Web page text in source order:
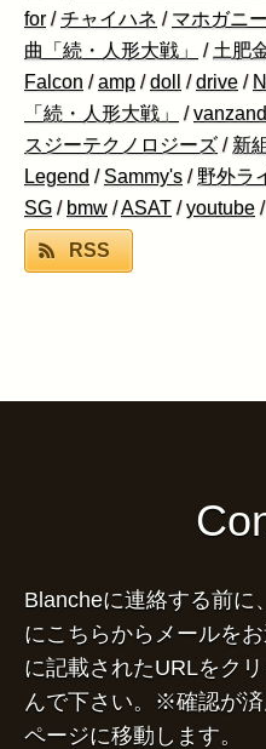
for /チャイハネ / マホガニー
曲「続・人形大戦」
/ 土肥
Falcon /amp /doll /drive /
「続・人形大戦」
/
スジーテクノロジーズ / 新
Legend /Sammy's / 野外ラ
SG / bmw /ASAT /youtube /
RSS
Blancheに連絡する前に
にこちらからメールを
に記載されたURLをク
んで下さい。※確認が
ページに移動します。